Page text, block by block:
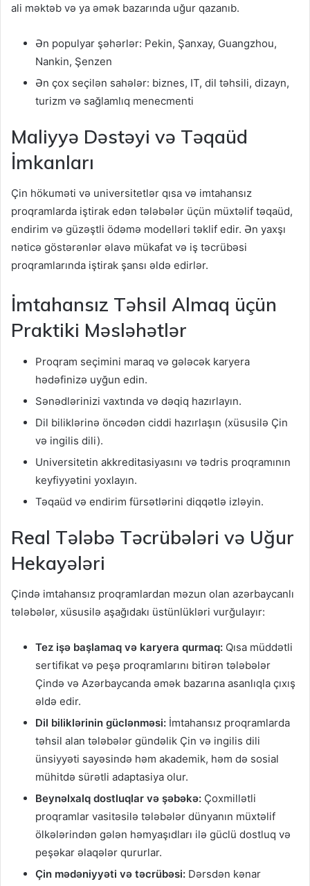
ali məktəb və ya əmək bazarında uğur qazanıb.
Ən populyar şəhərlər: Pekin, Şanxay, Guangzhou,
Nankin, Şenzen
Ən çox seçilən sahələr: biznes, IT, dil təhsili, dizayn,
turizm və sağlamlıq menecmenti
Maliyyə Dəstəyi və Təqaüd
İmkanları
Çin hökuməti və universitetlər qısa və imtahansız
proqramlarda iştirak edən tələbələr üçün müxtəlif təqaüd,
endirim və güzəştli ödəmə modelləri təklif edir. Ən yaxşı
nəticə göstərənlər əlavə mükafat və iş təcrübəsi
proqramlarında iştirak şansı əldə edirlər.
İmtahansız Təhsil Almaq üçün
Praktiki Məsləhətlər
Proqram seçimini maraq və gələcək karyera
hədəfinizə uyğun edin.
Sənədlərinizi vaxtında və dəqiq hazırlayın.
Dil biliklərinə öncədən ciddi hazırlaşın (xüsusilə Çin
və ingilis dili).
Universitetin akkreditasiyasını və tədris proqramının
keyfiyyətini yoxlayın.
Təqaüd və endirim fürsətlərini diqqətlə izləyin.
Real Tələbə Təcrübələri və Uğur
Hekayələri
Çində imtahansız proqramlardan məzun olan azərbaycanlı
tələbələr, xüsusilə aşağıdakı üstünlükləri vurğulayır:
Tez işə başlamaq və karyera qurmaq: Qısa müddətli
sertifikat və peşə proqramlarını bitirən tələbələr
Çində və Azərbaycanda əmək bazarına asanlıqla çıxış
əldə edir.
Dil biliklərinin güclənməsi: İmtahansız proqramlarda
təhsil alan tələbələr gündəlik Çin və ingilis dili
ünsiyyəti sayəsində həm akademik, həm də sosial
mühitdə sürətli adaptasiya olur.
Beynəlxalq dostluqlar və şəbəkə: Çoxmillətli
proqramlar vasitəsilə tələbələr dünyanın müxtəlif
ölkələrindən gələn həmyaşıdları ilə güclü dostluq və
peşəkar əlaqələr qururlar.
Çin mədəniyyəti və təcrübəsi: Dərsdən kənar